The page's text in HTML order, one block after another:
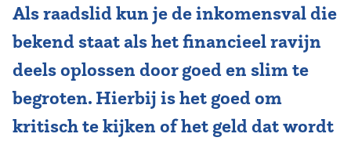
Als raadslid kun je de inkomensval die
bekend staat als het financieel ravijn
deels oplossen door goed en slim te
begroten. Hierbij is het goed om
kritisch te kijken of het geld dat wordt